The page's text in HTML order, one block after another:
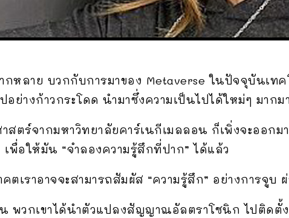
หลาย บวกกับการมาของ Metaverse ในปัจจุบันเท
ย่างก้าวกระโดด นำมาซึ่งความเป็นไปได้ใหม่ๆ มากม
สตร์จากมหาวิทยาลัยคาร์เนกีเมลลอน ก็เพิ่งจะออกม
พื่อให้มัน “จำลองความรู้สึกที่ปาก” ได้แล้ว
เราอาจจะสามารถสัมผัส “ความรู้สึก” อย่างการจูบ
พวกเขาได้นำตัวแปลงสัญญาณอัลตราโซนิก ไปติดตั้ง